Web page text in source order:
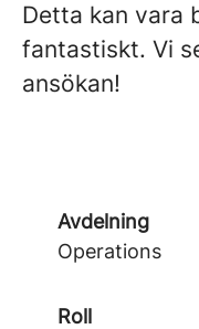
Detta kan vara
fantastiskt. Vi
ansökan!
Avdelning
Operations
Roll